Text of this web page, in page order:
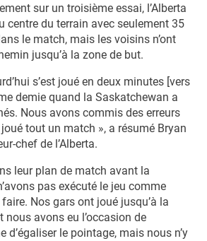
sur un troisième essai, l’Alberta
centre du terrain avec seulement 35
le match, mais les voisins n’ont
jusqu’à la zone de but.
s’est joué en deux minutes [vers
demie quand la Saskatchewan a
Nous avons commis des erreurs
tout un match », a résumé Bryan
chef de l’Alberta.
leur plan de match avant la
pas exécuté le jeu comme
Nos gars ont joué jusqu’à la
nous avons eu l’occasion de
d’égaliser le pointage, mais nous n’y